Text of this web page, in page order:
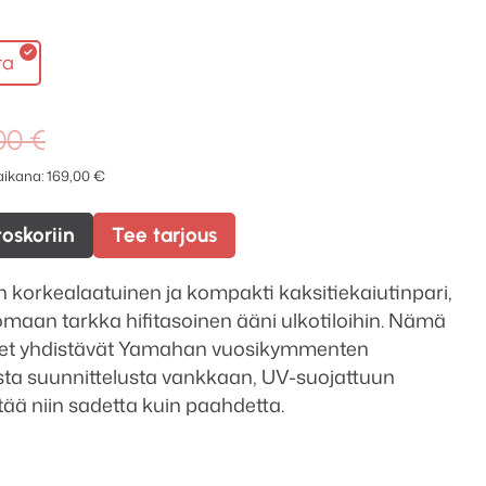
€Alkuperäinen
hinta
oli:
229,00 €.
Nykyinen
hinta
on:
169,00 €.
169,00€
Tee tarjous
korkealaatuinen ja kompakti kaksitiekaiutinpari,
tarkka hifitasoinen ääni ulkotiloihin. Nämä
yhdistävät Yamahan vuosikymmenten
suunnittelusta vankkaan, UV-suojattuun
niin sadetta kuin paahdetta.